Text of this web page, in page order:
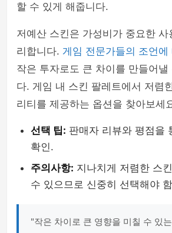
할 수 있게 해줍니다.
저예산 스킨은 가성비가 중요한 사
리합니다. 게임 전문가들의 조언에
작은 투자로도 큰 차이를 만들어낼
다. 게임 내 스킨 팔레트에서 저렴
리티를 제공하는 옵션을 찾아보세
선택 팁: 판매자 리뷰와 평점을
확인.
주의사항: 지나치게 저렴한 스
수 있으므로 신중히 선택해야
"작은 차이로 큰 영향을 미칠 수 있